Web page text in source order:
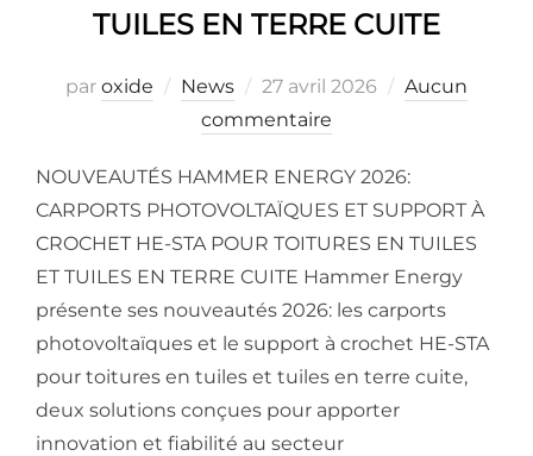
TUILES EN TERRE CUITE
par oxide News 27 avril 2026
Aucun
commentaire
NOUVEAUTÉS HAMMER ENERGY 2026:
CARPORTS PHOTOVOLTAÏQUES ET SUPPORT À
CROCHET HE-STA POUR TOITURES EN TUILES
ET TUILES EN TERRE CUITE Hammer Energy
présente ses nouveautés 2026: les carports
photovoltaïques et le support à crochet HE-STA
pour toitures en tuiles et tuiles en terre cuite,
deux solutions conçues pour apporter
innovation et fiabilité au secteur